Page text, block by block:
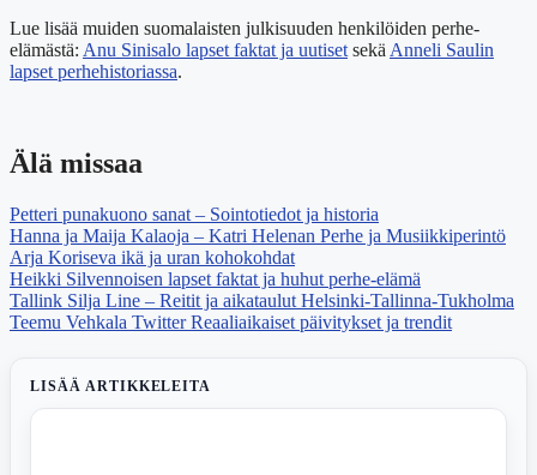
Lue lisää muiden suomalaisten julkisuuden henkilöiden perhe-
elämästä: Anu Sinisalo lapset faktat ja uutiset sekä Anneli Saulin
lapset perhehistoriassa.
Älä missaa
Petteri punakuono sanat – Sointotiedot ja historia
Hanna ja Maija Kalaoja – Katri Helenan Perhe ja Musiikkiperintö
Arja Koriseva ikä ja uran kohokohdat
Heikki Silvennoisen lapset faktat ja huhut perhe-elämä
Tallink Silja Line – Reitit ja aikataulut Helsinki-Tallinna-Tukholma
Teemu Vehkala Twitter Reaaliaikaiset päivitykset ja trendit
LISÄÄ ARTIKKELEITA